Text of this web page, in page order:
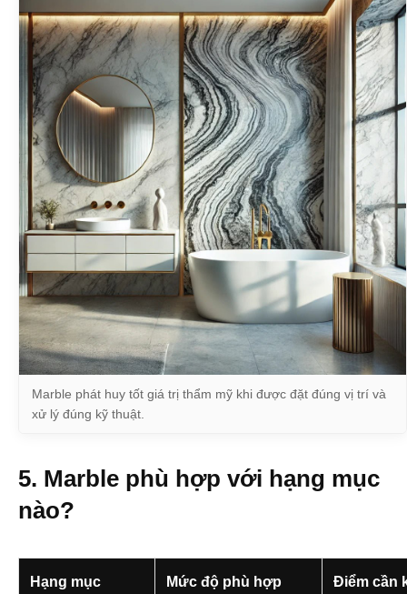
Marble phát huy tốt giá trị thẩm mỹ khi được đặt đúng vị trí và
xử lý đúng kỹ thuật.
5. Marble phù hợp với hạng mục
nào?
Hạng mục Mức độ phù hợp Điểm cần